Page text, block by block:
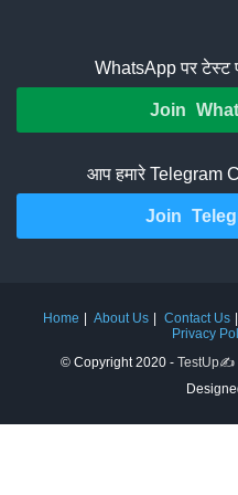
WhatsApp पर टेस्ट
Join
आप हमारे Telegram
Join
Home About Us Contact Us
Privacy
© Copyright 2020 - TestUp✍️